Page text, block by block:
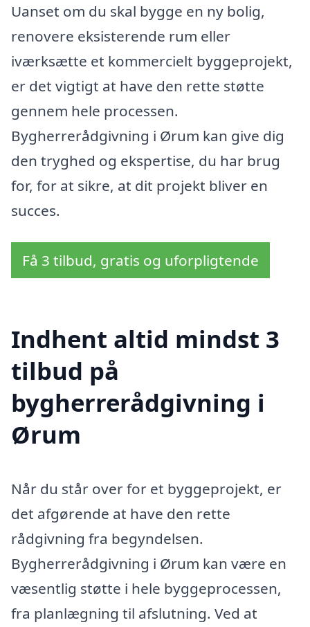
Uanset om du skal bygge en ny bolig,
renovere eksisterende rum eller
iværksætte et kommercielt byggeprojekt,
er det vigtigt at have den rette støtte
gennem hele processen.
Bygherrerådgivning i Ørum kan give dig
den tryghed og ekspertise, du har brug
for, for at sikre, at dit projekt bliver en
succes.
Få 3 tilbud, gratis og uforpligtende
Indhent altid mindst 3
tilbud på
bygherrerådgivning i
Ørum
Når du står over for et byggeprojekt, er
det afgørende at have den rette
rådgivning fra begyndelsen.
Bygherrerådgivning i Ørum kan være en
væsentlig støtte i hele byggeprocessen,
fra planlægning til afslutning. Ved at